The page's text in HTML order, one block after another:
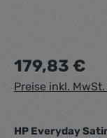
Regulärer Preis:
179,83 €
Preise inkl.
HP Everyday